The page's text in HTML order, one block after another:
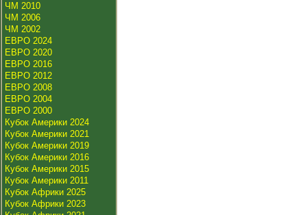
ЧМ 2010
ЧМ 2006
ЧМ 2002
ЕВРО 2024
ЕВРО 2020
ЕВРО 2016
ЕВРО 2012
ЕВРО 2008
ЕВРО 2004
ЕВРО 2000
Кубок Америки 2024
Кубок Америки 2021
Кубок Америки 2019
Кубок Америки 2016
Кубок Америки 2015
Кубок Америки 2011
Кубок Африки 2025
Кубок Африки 2023